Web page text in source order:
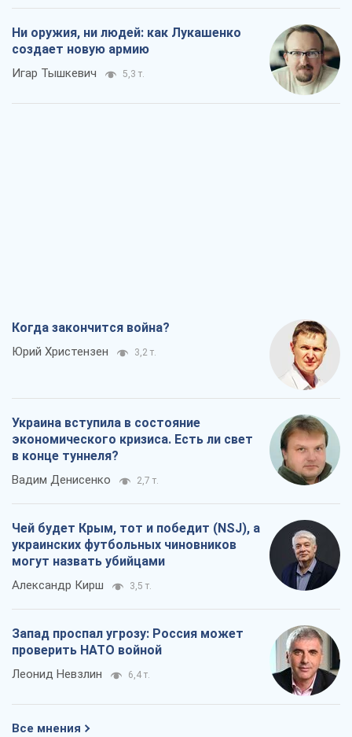
Ни оружия, ни людей: как Лукашенко
создает новую армию
Игар Тышкевич 5,3 т.
Когда закончится война?
Юрий Христензен 3,2 т.
Украина вступила в состояние
экономического кризиса. Есть ли свет
в конце туннеля?
Вадим Денисенко 2,7 т.
Чей будет Крым, тот и победит (NSJ), а
украинских футбольных чиновников
могут назвать убийцами
Александр Кирш 3,5 т.
Запад проспал угрозу: Россия может
проверить НАТО войной
Леонид Невзлин 6,4 т.
Все мнения